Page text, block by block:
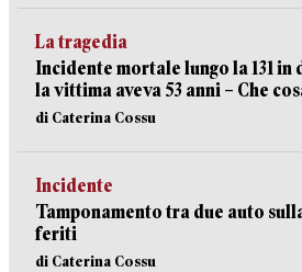
La tragedia
Incidente mortale lungo la 131
la vittima aveva 53 anni – Che
di Caterina Cossu
Incidente
Tamponamento tra due auto
feriti
di Caterina Cossu